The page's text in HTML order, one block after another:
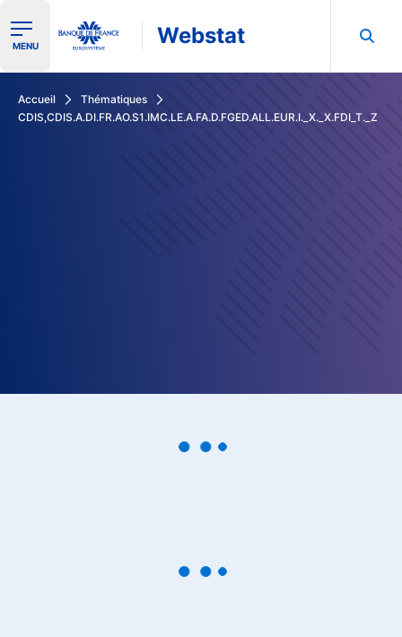
Ouvrir le menu de navigation
MENU Webstat
Accueil
Thématiques
CDIS,CDIS.A.DI.FR.AO.S1.IMC.LE.A.FA.D.FGED.ALL.EUR.I._X._X.FDI_T._Z